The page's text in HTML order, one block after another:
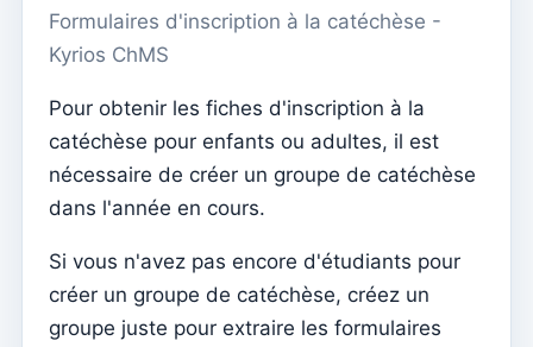
Tableau de bord
Paramètres d'abonnement
Curé de la paroisse
Changer le mot de passe
Changer de langue
Modifier la paroisse
Formulaires d'inscription à la catéchèse -
Kyrios ChMS
Pour obtenir les fiches d'inscription à la
catéchèse pour enfants ou adultes, il est
nécessaire de créer un groupe de catéchèse
dans l'année en cours.
Si vous n'avez pas encore d'étudiants pour
créer un groupe de catéchèse, créez un
groupe juste pour extraire les formulaires